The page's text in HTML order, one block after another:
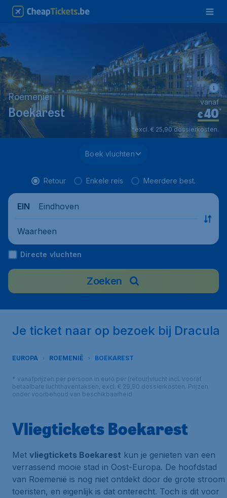
Roemenië
Boekarest €40*
vanaf
*excl. € 25,90 dossierkosten.
Boek vluchten
Retour Enkele reis Meerdere best.
EIN Eindhoven
Waarheen
Directe vluchten
Zoeken
Je ticket naar op bezoek bij Dracula
EUROPA ROEMENIË BOEKAREST
* vanafprijzen per persoon in euro per (retour)vlucht incl. vooraf
betaalbare luchthaventaksen, excl. € 29,90 dossierkosten. Prijzen
onder voorbehoud van beschikbaarheid.
Vliegtickets Boekarest
Met vliegtickets Boekarest kun je genieten van een
verrassend mooie stad in Oost-Europa. De hoofdstad
van Roemenië is nog niet ontdekt door de grote stroom
toeristen, en eigenlijk is dat onterecht. Toch is dit voor